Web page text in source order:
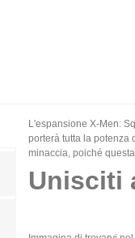
L'espansione X-Men:
porterà tutta la potenza
minaccia, poiché
Unisciti